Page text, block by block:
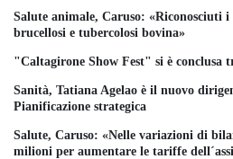
Salute animale, Caruso: «Riconosciuti
brucellosi e tubercolosi bovina»
"Caltagirone Show Fest" si è conclusa
Sanità, Tatiana Agelao è il nuovo
Pianificazione strategica
Salute, Caruso: «Nelle variazioni di
milioni per aumentare le tariffe